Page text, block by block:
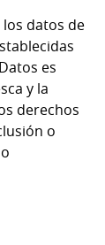
datos de
es
y la
derechos
o